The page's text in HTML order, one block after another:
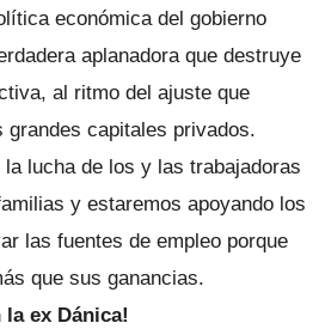
económica del gobierno
aplanadora que destruye
al ritmo del ajuste que
grandes capitales privados.
lucha de los y las trabajadoras
y estaremos apoyando los
las fuentes de empleo porque
que sus ganancias.
la ex Dánica!